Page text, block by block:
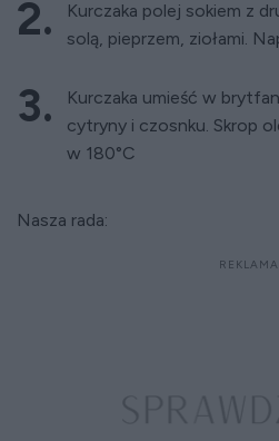
Kurczaka polej sokiem z
solą, pieprzem, ziołami.
Kurczaka umieść w
cytryny i czosnku. Skrop
w 180°C
Nasza rada: